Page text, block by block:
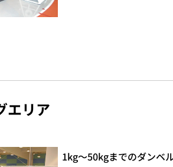
エリア
1kg～50kgまでのダンベ